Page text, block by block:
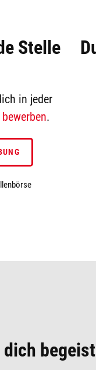
Stelle
in jeder
.